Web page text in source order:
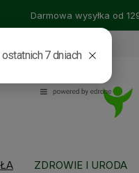
Darmowa wysyłka od
ZDROWIE I URODA